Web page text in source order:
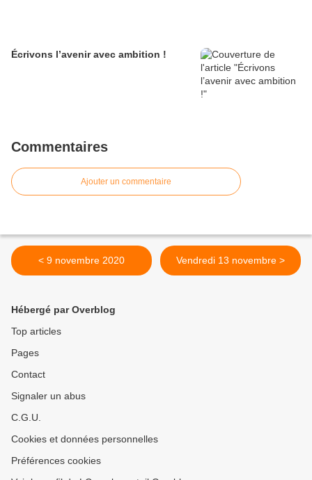
Écrivons l’avenir avec ambition !
Commentaires
Ajouter un commentaire
< 9 novembre 2020 Vendredi 13 novembre >
Hébergé par Overblog
Top articles
Pages
Contact
Signaler un abus
C.G.U.
Cookies et données personnelles
Préférences cookies